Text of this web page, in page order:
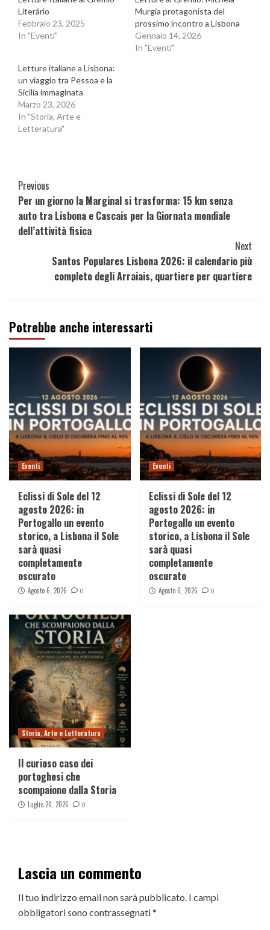
Literário
Febbraio 23, 2025
In "Eventi"
Murgia protagonista del
prossimo incontro a Lisbona
Gennaio 14, 2026
In "Eventi"
Letture italiane a Lisbona:
un viaggio tra Pessoa e la
Sicilia immaginata
Marzo 23, 2026
In "Storia, Arte e
Letteratura"
Continue
Reading
Previous
Per un giorno la Marginal si trasforma: 15 km senza
auto tra Lisbona e Cascais per la Giornata mondiale
dell’attività fisica
Next
Santos Populares Lisbona 2026: il calendario più
completo degli Arraiais, quartiere per quartiere
Potrebbe anche interessarti
Eventi
Eclissi di Sole del 12
agosto 2026: in
Portogallo un evento
storico, a Lisbona il Sole
sarà quasi
completamente
oscurato
Agosto 6, 2026 0
Eventi
Eclissi di Sole del 12
agosto 2026: in
Portogallo un evento
storico, a Lisbona il Sole
sarà quasi
completamente
oscurato
Agosto 6, 2026 0
Storia, Arte e Letteratura
Il curioso caso dei
portoghesi che
scompaiono dalla Storia
Luglio 20, 2026 0
Lascia un commento
Il tuo indirizzo email non sarà pubblicato. I campi
obbligatori sono contrassegnati*